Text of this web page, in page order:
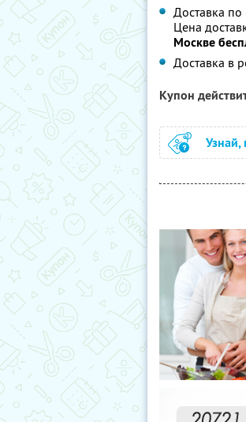
Доставка по
Цена
Москве
Доставка в
Купон
Узнай,